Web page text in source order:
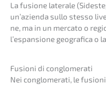
La fusio­ne latera­le
un’azi­en­da sullo stesso
ne, ma in un merca­to o
l’espan­sio­ne geogra­fi­ca o
Fusio­ni di conglomerati
Nei conglo­me­ra­ti, le